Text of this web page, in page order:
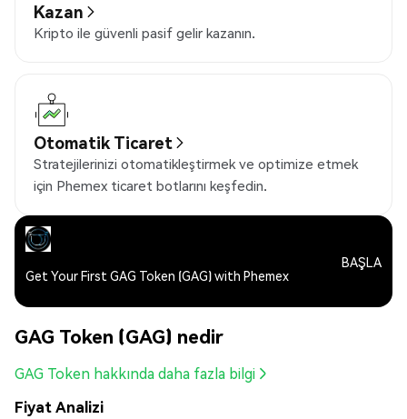
Kazan
Kripto ile güvenli pasif gelir kazanın.
Otomatik Ticaret
Stratejilerinizi otomatikleştirmek ve optimize etmek
için Phemex ticaret botlarını keşfedin.
Get Your First GAG Token (GAG) with Phemex
BAŞLA
GAG Token (GAG) nedir
GAG Token hakkında daha fazla bilgi
Fiyat Analizi